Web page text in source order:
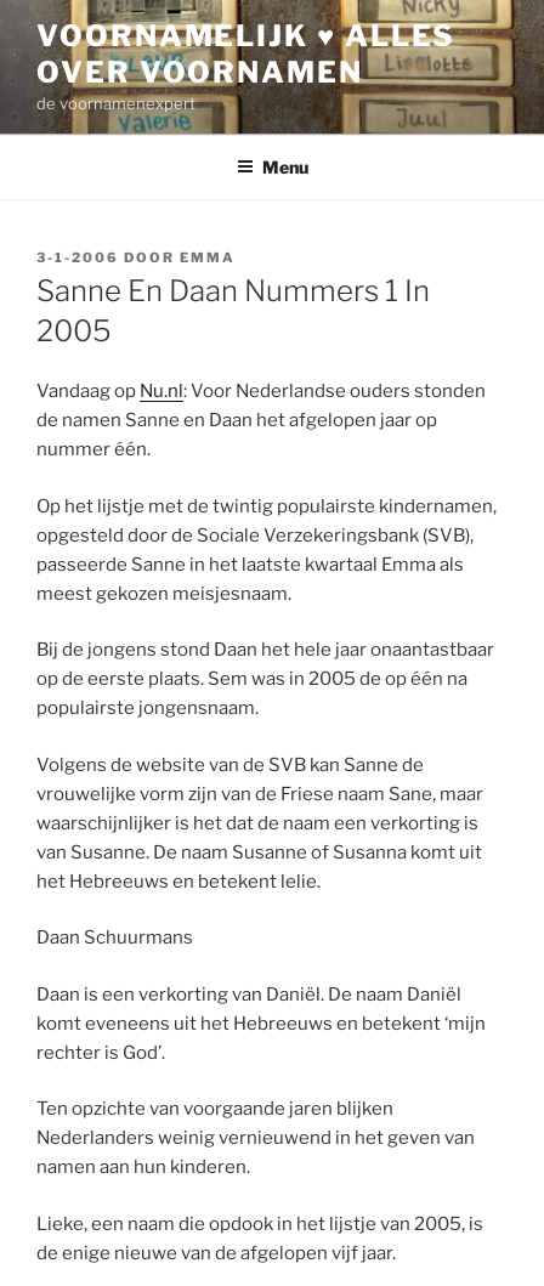
inhoud
VOORNAMELIJK ♥ ALLES
OVER VOORNAMEN
de voornamenexpert
Menu
GEPLAATST
OP
3-1-2006 DOOR EMMA
Sanne En Daan Nummers 1 In
2005
Vandaag op Nu.nl: Voor Nederlandse ouders stonden
de namen Sanne en Daan het afgelopen jaar op
nummer één.
Op het lijstje met de twintig populairste kindernamen,
opgesteld door de Sociale Verzekeringsbank (SVB),
passeerde Sanne in het laatste kwartaal Emma als
meest gekozen meisjesnaam.
Bij de jongens stond Daan het hele jaar onaantastbaar
op de eerste plaats. Sem was in 2005 de op één na
populairste jongensnaam.
Volgens de website van de SVB kan Sanne de
vrouwelijke vorm zijn van de Friese naam Sane, maar
waarschijnlijker is het dat de naam een verkorting is
van Susanne. De naam Susanne of Susanna komt uit
het Hebreeuws en betekent lelie.
Daan Schuurmans
Daan is een verkorting van Daniël. De naam Daniël
komt eveneens uit het Hebreeuws en betekent ‘mijn
rechter is God’.
Ten opzichte van voorgaande jaren blijken
Nederlanders weinig vernieuwend in het geven van
namen aan hun kinderen.
Lieke, een naam die opdook in het lijstje van 2005, is
de enige nieuwe van de afgelopen vijf jaar.